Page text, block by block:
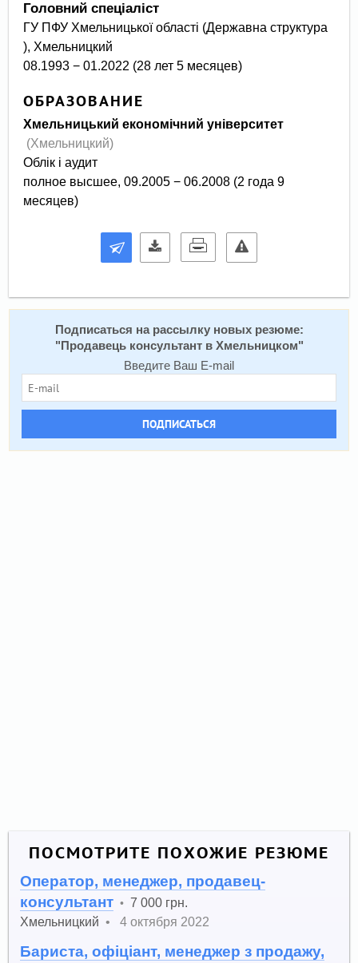
Головний спеціаліст
ГУ ПФУ Хмельницької області (Державна структура
), Хмельницкий
08.1993 − 01.2022 (28 лет 5 месяцев)
ОБРАЗОВАНИЕ
Хмельницький економічний університет
(Хмельницкий)
Облік і аудит
полное высшее, 09.2005 − 06.2008 (2 года 9
месяцев)
Подписаться на рассылку новых резюме:
" Продавець консультант в Хмельницком"
Введите Ваш E-mail
ПОДПИСАТЬСЯ
ПОСМОТРИТЕ ПОХОЖИЕ РЕЗЮМЕ
Оператор, менеджер, продавец-
консультант • 7 000 грн.
Хмельницкий • 4 октября 2022
Бариста, офіціант, менеджер з продажу,